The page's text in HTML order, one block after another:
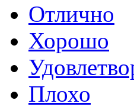
Отлично
Хорошо
Плохо